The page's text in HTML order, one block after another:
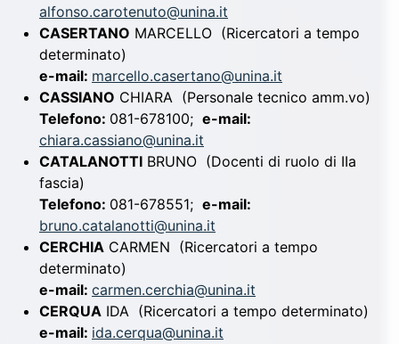
alfonso.carotenuto@unina.it
CASERTANO MARCELLO (Ricercatori a tempo
determinato)
e-mail: marcello.casertano@unina.it
CASSIANO CHIARA (Personale tecnico amm.vo)
Telefono: 081-678100; e-mail:
chiara.cassiano@unina.it
CATALANOTTI BRUNO (Docenti di ruolo di IIa
fascia)
Telefono: 081-678551; e-mail:
bruno.catalanotti@unina.it
CERCHIA CARMEN (Ricercatori a tempo
determinato)
e-mail: carmen.cerchia@unina.it
CERQUA IDA (Ricercatori a tempo determinato)
e-mail: ida.cerqua@unina.it